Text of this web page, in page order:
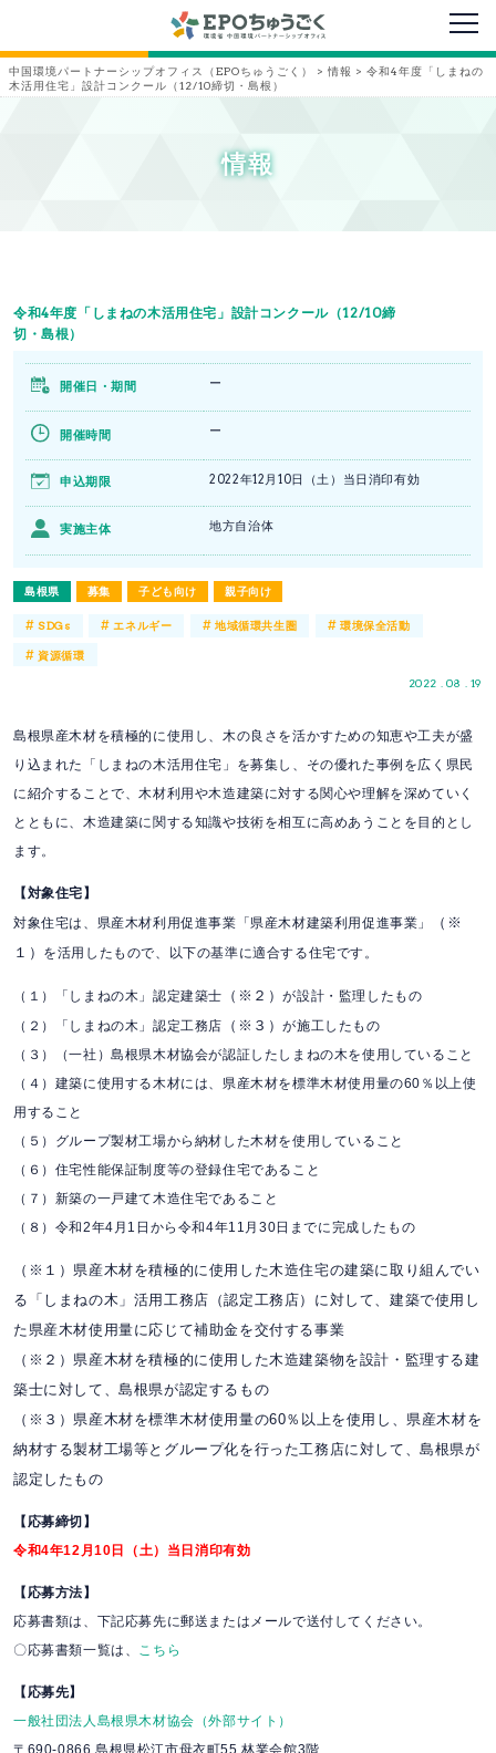
メニ
中国環境パートナーシップオフィス（EPOちゅうごく） > 情報 > 令和4年度「しまねの
木活用住宅」設計コンクール（12/10締切・島根）
情報
令和4年度「しまねの木活用住宅」設計コンクール（12/10締
切・島根）
島根県 募集 子ども向け 親子向け
2022 . 08 . 19
開催日・期間 ー
開催時間 ー
申込期限 2022年12月10日（土）当日消印有効
実施主体 地方自治体
#SDGs #エネルギー #地域循環共生圏 # 環境保全活動
#資源循環
島根県産木材を積極的に使用し、木の良さを活かすための知恵や工夫が盛
り込まれた「しまねの木活用住宅」を募集し、その優れた事例を広く県民
に紹介することで、木材利用や木造建築に対する関心や理解を深めていく
とともに、木造建築に関する知識や技術を相互に高めあうことを目的とし
ます。
【対象住宅】
対象住宅は、県産木材利用促進事業「県産木材建築利用促進事業」
（※
１） を活用したもので、以下の基準に適合する住宅です。
（１）「しまねの木」認定建築士 （※２）が設計・監理したもの
（２）「しまねの木」認定工務店
（※３）が施工したもの
（３）（一社）島根県木材協会が認証したしまねの木を使用していること
（４）建築に使用する木材には、県産木材を標準木材使用量の60％以上使
用すること
（５）グループ製材工場から納材した木材を使用していること
（６）住宅性能保証制度等の登録住宅であること
（７）新築の一戸建て木造住宅であること
（８）令和2年4月1日から令和4年11月30日までに完成したもの
（※１）県産木材を積極的に使用した木造住宅の建築に取り組んでい
る「しまねの木」活用工務店（認定工務店）に対して、建築で使用し
た県産木材使用量に応じて補助金を交付する事業
（※２）県産木材を積極的に使用した木造建築物を設計・監理する建
築士に対して、島根県が認定するもの
（※３）県産木材を標準木材使用量の60％以上を使用し、県産木材を
納材する製材工場等とグループ化を行った工務店に対して、島根県が
認定したもの
【応募締切】
令和4年12月10日（土）当日消印有効
【応募方法】
応募書類は、下記応募先に郵送またはメールで送付してください。
〇応募書類一覧は、 こちら
【応募先】
一般社団法人島根県木材協会（外部サイト）